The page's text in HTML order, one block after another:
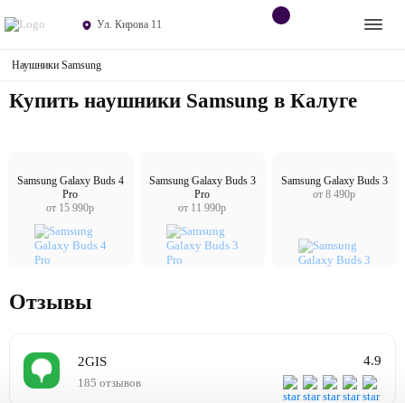
Ул. Кирова 11
Контакты
магазине
Apple
Dyson
Приставки
Android
Наушники Samsung
Купить наушники Samsung в Калуге
Samsung Galaxy Buds 4
Pro
от 15 990р
Samsung Galaxy Buds 3
Pro
от 11 990р
Samsung Galaxy Buds 3
от 8 490р
Отзывы
2GIS
185 отзывов
4.9